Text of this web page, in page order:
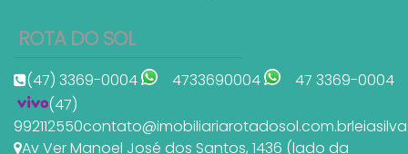
ROTA DO SOL
(47) 3369-0004 4733690004
47 3369-0004
(47)
992112550contato@imobiliariarotadosol.com.br
Av Ver Manoel José dos Santos, 1436 (lado da